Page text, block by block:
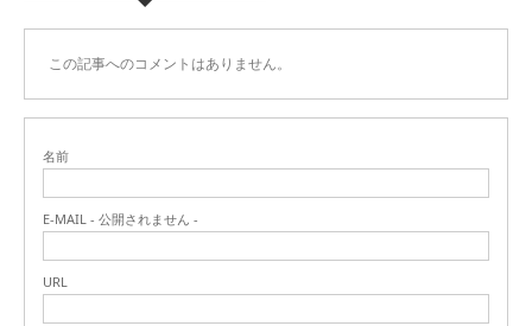
この記事へのコメントはありません。
名前
E-MAIL - 公開されません -
URL